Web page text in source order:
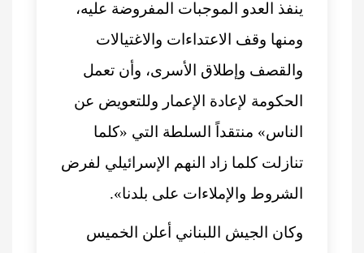
ينفذ العدو الموجبات المفروضة عليه،
ومنها وقف الاعتداءات والاغتيالات
والقصف وإطلاق الأسرى، وأن تعمل
الحكومة لإعادة الإعمار وللتعويض عن
الناس» منتقداً السلطة التي «كلما
تنازلت كلما زاد النهم الإسرائيلي لفرض
الشروط والإملاءات على بلدنا».
وكان الجيش اللبناني أعلن الخميس